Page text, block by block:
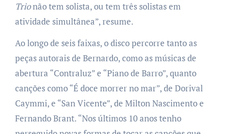
Trionão tem solista, ou tem três solistas em
atividade simultânea”, resume.
Ao longo de seis faixas, o disco percorre tanto as
peças autorais de Bernardo, como as músicas de
abertura “Contraluz” e “Piano de Barro”, quanto
canções como “É doce morrer no mar”, de Dorival
Caymmi, e “San Vicente”, de Milton Nascimento e
Fernando Brant. “Nos últimos 10 anos tenho